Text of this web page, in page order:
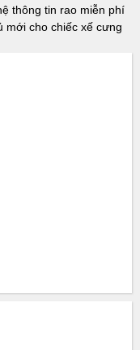
thông tin rao miễn phí
mới cho chiếc xế cưng